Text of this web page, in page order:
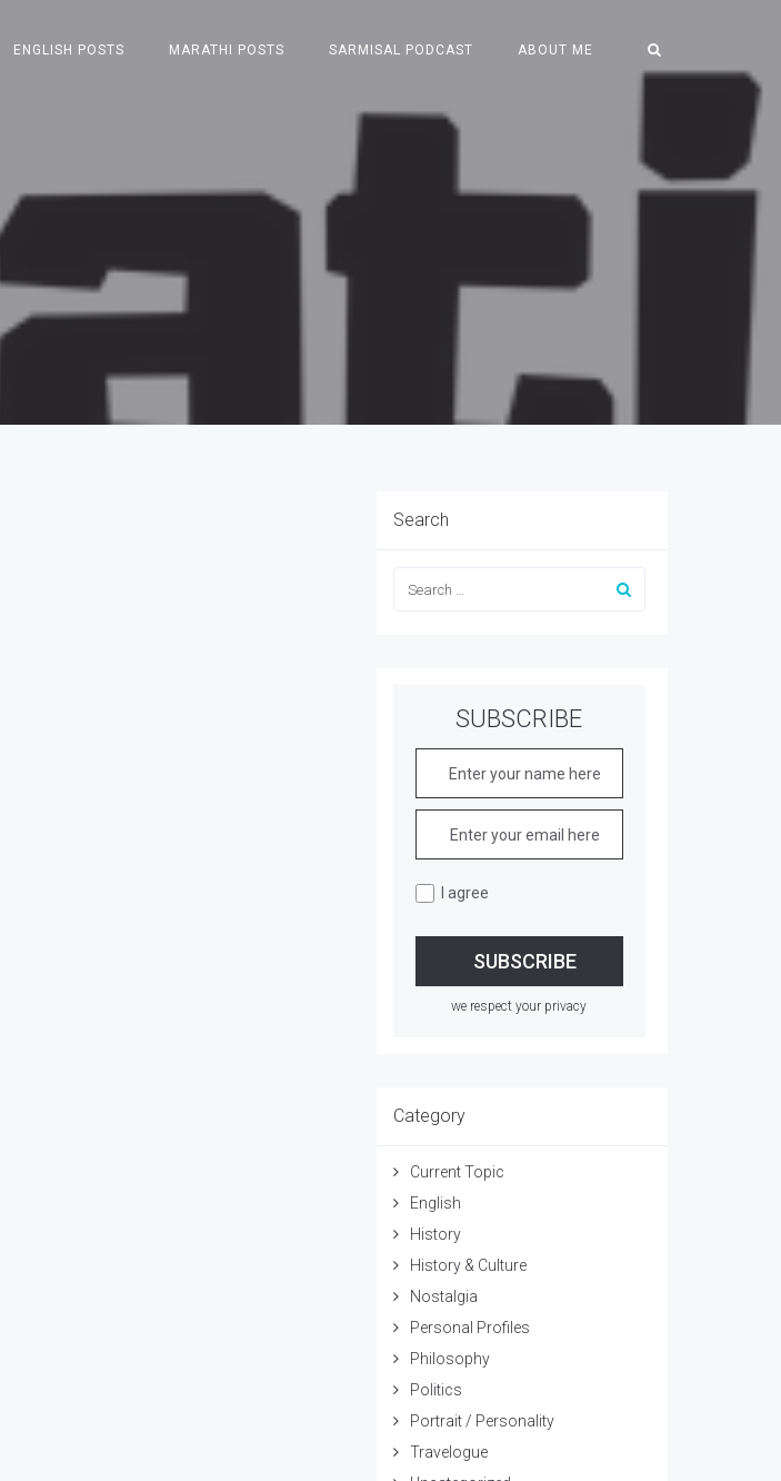
ENGLISH POSTS MARATHI POSTS SARMISAL PODCAST ABOUT ME
Search
SUBSCRIBE
I agree
we respect your privacy
Category
Current Topic
English
History
History & Culture
Nostalgia
Personal Profiles
Philosophy
Politics
Portrait / Personality
Travelogue